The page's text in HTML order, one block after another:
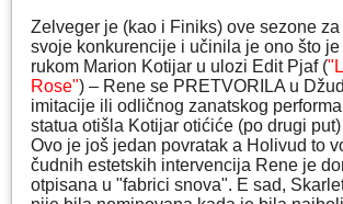
Zelveger je (kao i Finiks) ove sezone
svoje konkurencije i učinila je ono što je
rukom Marion Kotijar u ulozi Edit Pjaf (
Rose") – Rene se PRETVORILA u
imitacije ili odličnog zanatskog
statua otišla Kotijar otićiće (po drugi
Ovo je još jedan povratak a Holivud to
čudnih estetskih intervencija Rene je
otpisana u "fabrici snova". E sad,